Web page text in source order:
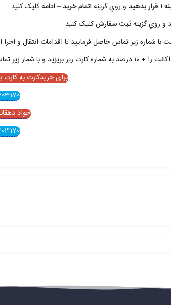
و روي گزينهاتمام خريد – ادامهکليک کنيد
روي گزينهثبت سفارشکليک کنيد
شماره زير تماس حاصل فرماييد تا اقدامات انتقال و اجرا
زير تماس حاصل فرماييد
برای خریدکارت به کارت
جواد